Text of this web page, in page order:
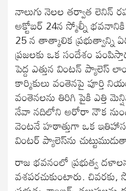
నాలుగు నెలల తర్వాత లెనిన్‍
అక్టోబర్‍ 24న స్మోల్నీ
25 న తాత్కాలిక ప్రభుత్వాన్ని
ప్రజలకు ఒక సందేశం
పెద్ద ఎత్తున వింటన్‍ ప్యాలెస్‍
కార్మికులు వంతెనపై పూర్తి
వంతెనలను తిరిగి పైకి ఎత్తి
నేవా నదిలోని అరోరా నౌక
వెంటనే హఠాత్తుగా ఒక ఇతిహాస
వింటర్‍ ప్యాలెస్‍ను
రాజ భవనంలో ప్రభుత్వ
వశపరచుకుంటారు.